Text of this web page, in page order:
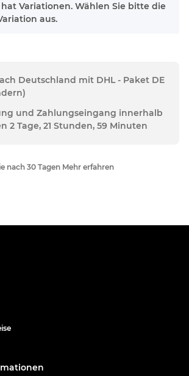
Variationen. Wählen Sie bitte die
aus.
Deutschland mit DHL - Paket DE
und Zahlungseingang innerhalb
2 Tage, 21 Stunden, 59 Minuten
nach 30 Tagen Mehr erfahren